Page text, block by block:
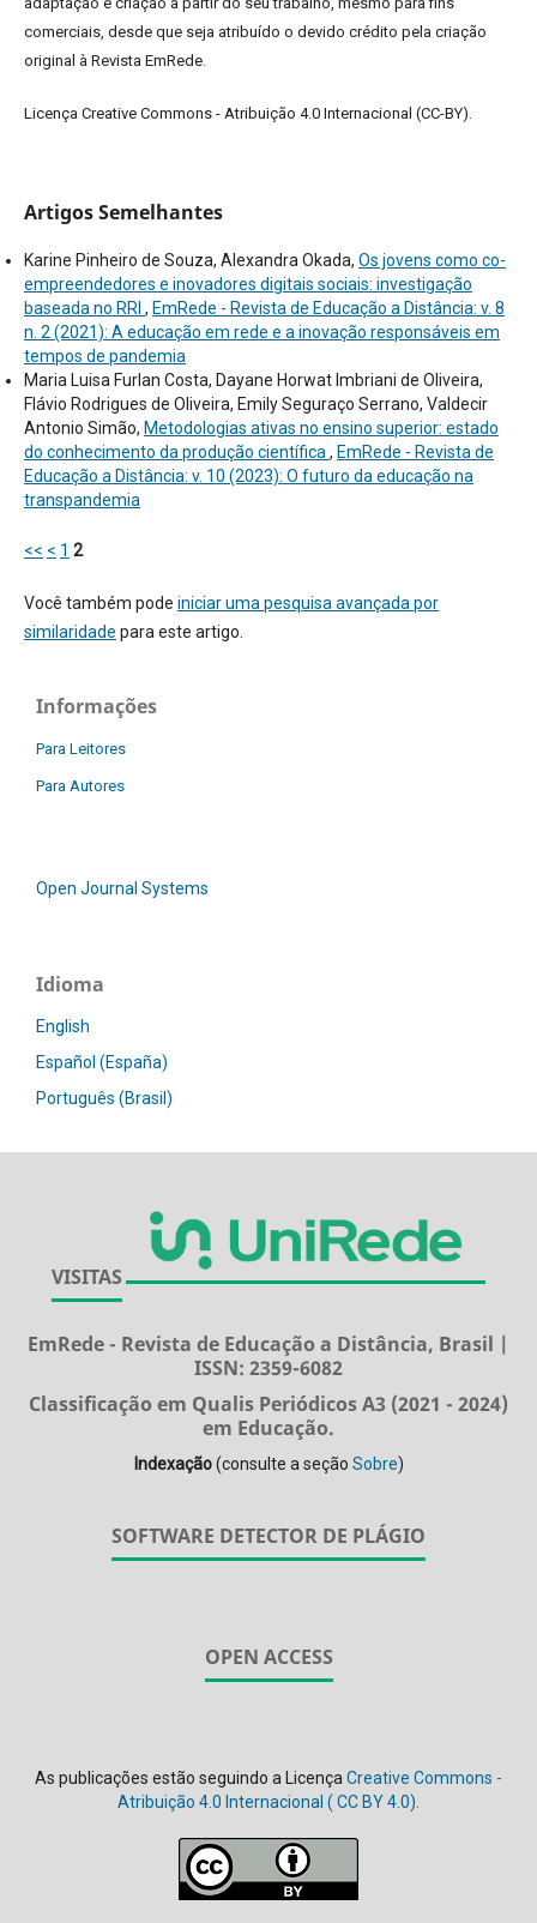
comerciais, desde que seja atribuído o devido crédito pela criação
original à Revista EmRede.
Licença Creative Commons - Atribuição 4.0 Internacional (CC-BY).
Artigos Semelhantes
Karine Pinheiro de Souza, Alexandra Okada, Os jovens como co-
empreendedores e inovadores digitais sociais: investigação
baseada no RRI , EmRede - Revista de Educação a Distância: v. 8
n. 2 (2021): A educação em rede e a inovação responsáveis em
tempos de pandemia
Maria Luisa Furlan Costa, Dayane Horwat Imbriani de Oliveira,
Flávio Rodrigues de Oliveira, Emily Seguraço Serrano, Valdecir
Antonio Simão, Metodologias ativas no ensino superior: estado
do conhecimento da produção científica , EmRede - Revista de
Educação a Distância: v. 10 (2023): O futuro da educação na
transpandemia
<< < 1 2
Você também pode iniciar uma pesquisa avançada por
similaridade para este artigo.
Informações
Para Leitores
Para Autores
Open Journal Systems
Idioma
English
Español (España)
Português (Brasil)
VISITAS
EmRede - Revista de Educação a Distância, Brasil |
ISSN: 2359-6082
Classificação em Qualis Periódicos A3 (2021 - 2024)
em Educação.
Indexação(consulte a seção Sobre)
SOFTWARE DETECTOR DE PLÁGIO
OPEN ACCESS
As publicações estão seguindo a Licença Creative Commons -
Atribuição 4.0 Internacional ( CC BY 4.0).